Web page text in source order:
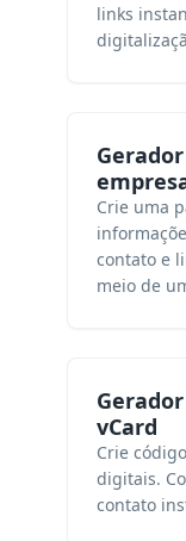
links
Crie uma
contato e
meio de
vCard
Crie
digitais.
contato